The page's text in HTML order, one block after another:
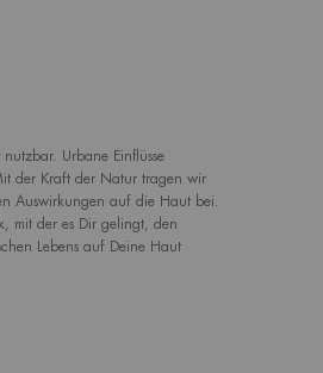
Urbane Einflüsse
der Kraft der Natur tragen wir
Auswirkungen auf die Haut bei.
mit der es Dir gelingt, den
Lebens auf Deine Haut